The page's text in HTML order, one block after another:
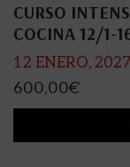
CURSO
COCINA 12/1-
12 ENERO,
600,00€